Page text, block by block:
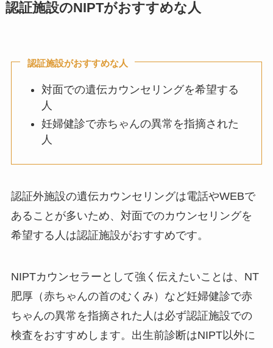
認証施設のNIPTがおすすめな人
認証施設がおすすめな人
対面での遺伝カウンセリングを希望する
人
妊婦健診で赤ちゃんの異常を指摘された
人
認証外施設の遺伝カウンセリングは電話やWEBで
あることが多いため、対面でのカウンセリングを
希望する人は認証施設がおすすめです。
NIPTカウンセラーとして強く伝えたいことは、NT
肥厚（赤ちゃんの首のむくみ）など妊婦健診で赤
ちゃんの異常を指摘された人は必ず認証施設での
検査をおすすめします。出生前診断はNIPT以外に